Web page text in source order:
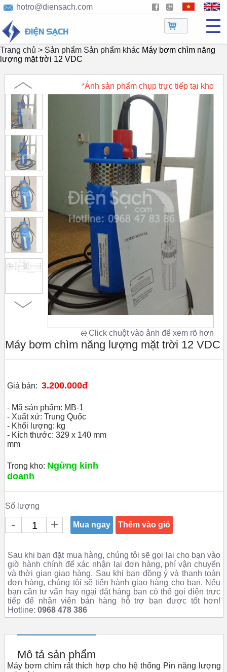
hotro@diensach.com
☰
Trang chủ > Sản phẩm Sản phẩm khác Máy bơm chìm năng
lượng mặt trời 12 VDC
*Ảnh sản phẩm chụp trực tiếp tại kho
Click chuột vào ảnh để xem rõ hơn
Máy bơm chìm năng lượng mặt trời 12 VDC
Giá bán:3.200.000đ
- Mã sản phẩm: MB-1
- Xuất xứ: Trung Quốc
- Khối lượng: kg
- Kích thước: 329 x 140 mm
mm
Trong kho: Ngừng kinh
doanh
Số lượng
- + Mua ngay Thêm vào giỏ
Sau khi bạn đặt mua hàng, chúng tôi sẽ gọi lại cho bạn vào
giờ hành chính để xác nhận lại đơn hàng, phí vận chuyển
và thời gian giao hàng. Sau khi bạn đồng ý và thanh toán
đơn hàng, chúng tôi sẽ tiến hành giao hàng cho bạn. Nếu
bạn cần tư vấn hay ngại đặt hàng bạn có thể gọi điện trực
tiếp để nhân viên bán hàng hỗ trợ bạn được tốt hơn!
Hotline: 0968 478 386
Mô tả sản phẩm
Máy bơm chìm rất thích hợp cho hệ thống Pin năng lượng